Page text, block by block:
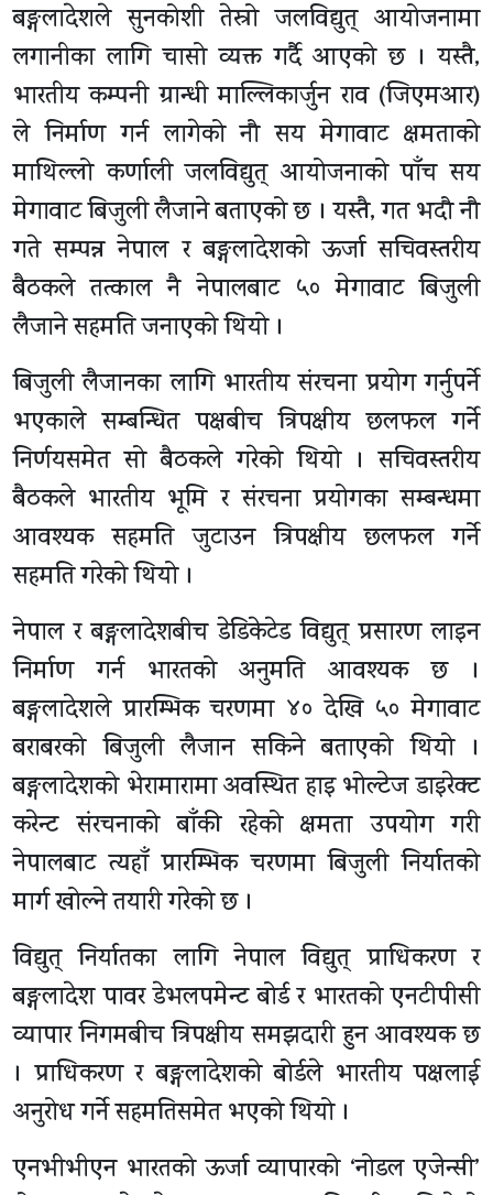
बङ्गलादेशले सुनकोशी तेस्रो जलविद्युत् आयोजनामा
लगानीका लागि चासो व्यक्त गर्दै आएको छ । यस्तै,
भारतीय कम्पनी ग्रान्धी माल्लिकार्जुन राव (जिएमआर)
ले निर्माण गर्न लागेको नौ सय मेगावाट क्षमताको
माथिल्लो कर्णाली जलविद्युत् आयोजनाको पाँच सय
मेगावाट बिजुली लैजाने बताएको छ । यस्तै, गत भदौ नौ
गते सम्पन्न नेपाल र बङ्गलादेशको ऊर्जा सचिवस्तरीय
बैठकले तत्काल नै नेपालबाट ५० मेगावाट बिजुली
लैजाने सहमति जनाएको थियो ।
बिजुली लैजानका लागि भारतीय संरचना प्रयोग गर्नुपर्ने
भएकाले सम्बन्धित पक्षबीच त्रिपक्षीय छलफल गर्ने
निर्णयसमेत सो बैठकले गरेको थियो । सचिवस्तरीय
बैठकले भारतीय भूमि र संरचना प्रयोगका सम्बन्धमा
आवश्यक सहमति जुटाउन त्रिपक्षीय छलफल गर्ने
सहमति गरेको थियो ।
नेपाल र बङ्गलादेशबीच डेडिकेटेड विद्युत् प्रसारण लाइन
निर्माण गर्न भारतको अनुमति आवश्यक छ ।
बङ्गलादेशले प्रारम्भिक चरणमा ४० देखि ५० मेगावाट
बराबरको बिजुली लैजान सकिने बताएको थियो ।
बङ्गलादेशको भेरामारामा अवस्थित हाइ भोल्टेज डाइरेक्ट
करेन्ट संरचनाको बाँकी रहेको क्षमता उपयोग गरी
नेपालबाट त्यहाँ प्रारम्भिक चरणमा बिजुली निर्यातको
मार्ग खोल्ने तयारी गरेको छ ।
विद्युत् निर्यातका लागि नेपाल विद्युत् प्राधिकरण र
बङ्गलादेश पावर डेभलपमेन्ट बोर्ड र भारतको एनटीपीसी
व्यापार निगमबीच त्रिपक्षीय समझदारी हुन आवश्यक छ
। प्राधिकरण र बङ्गलादेशको बोर्डले भारतीय पक्षलाई
अनुरोध गर्ने सहमतिसमेत भएको थियो ।
एनभीभीएन भारतको ऊर्जा व्यापारको ‘नोडल एजेन्सी’